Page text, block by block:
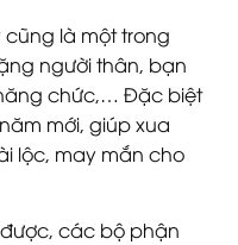
là một trong
người thân, bạn
chức,… Đặc biệt
mới, giúp xua
lộc, may mắn cho
các bộ phận